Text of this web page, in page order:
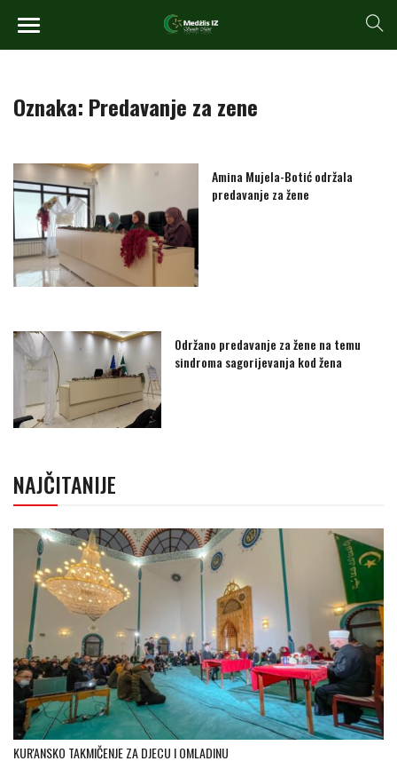
Oznaka: Predavanje za zene
Amina Mujela-Botić održala
predavanje za žene
Održano predavanje za žene na temu
sindroma sagorijevanja kod žena
NAJČITANIJE
KUR'ANSKO TAKMIČENJE ZA DJECU I OMLADINU